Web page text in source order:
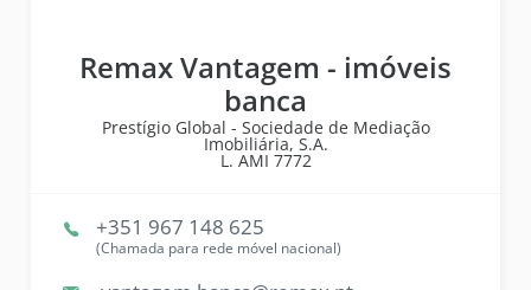
Remax Vantagem - imóveis
banca
Prestígio Global - Sociedade de Mediação
Imobiliária, S.A.
L. AMI 7772
+351 967 148 625
(Chamada para rede móvel nacional)